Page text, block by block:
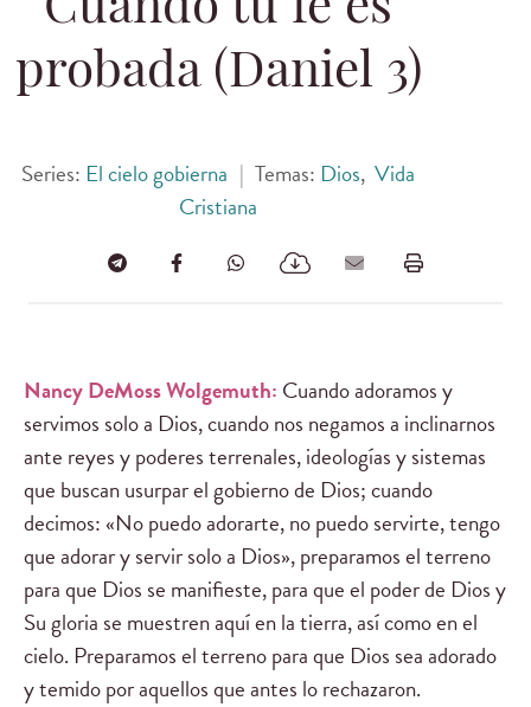
Cuando tu fe es
probada (Daniel 3)
Series: El cielo gobierna | Temas: Dios,Vida
Cristiana
Nancy DeMoss Wolgemuth: Cuando adoramos y
servimos solo a Dios, cuando nos negamos a inclinarnos
ante reyes y poderes terrenales, ideologías y sistemas
que buscan usurpar el gobierno de Dios; cuando
decimos: «No puedo adorarte, no puedo servirte, tengo
que adorar y servir solo a Dios», preparamos el terreno
para que Dios se manifieste, para que el poder de Dios y
Su gloria se muestren aquí en la tierra, así como en el
cielo. Preparamos el terreno para que Dios sea adorado
y temido por aquellos que antes lo rechazaron.